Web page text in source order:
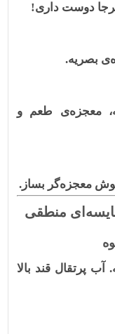
دوست داری!
بصریه.
معجزه‌ی طعم و
معجزه‌گر بساز.
منطقی
پرتقال قند بالا